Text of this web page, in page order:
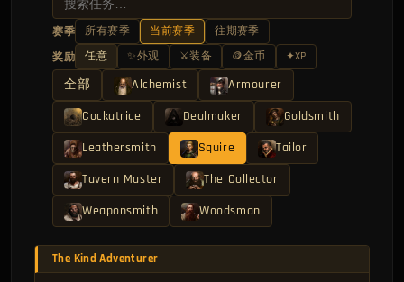
赛季 所有赛季 当前赛季
往期赛季
奖励
任意 ✨外观 ⚔装备 🪙金币 ✦XP
全部 Alchemist
Armourer
Cockatrice
Dealmaker
Goldsmith
Leathersmith
Squire
Tailor
Tavern Master
The Collector
Weaponsmith
Woodsman
The Kind Adventurer